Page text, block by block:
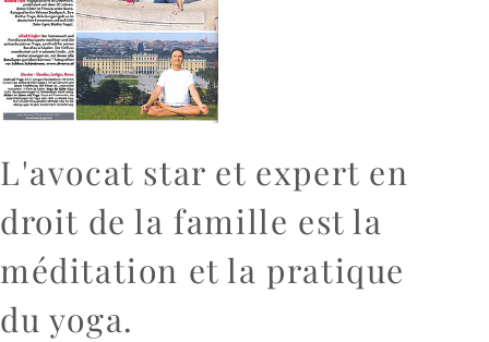
L'avocat star et expert en
droit de la famille est la
méditation et la pratique
du yoga.